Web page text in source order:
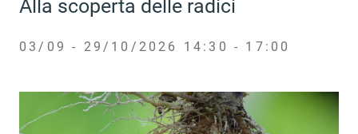
Alla scoperta delle radici
03/09 - 29/10/2026 14:30 - 17:00